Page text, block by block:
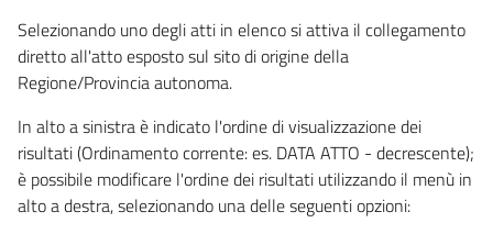
Selezionando uno degli atti in elenco si attiva il collegamento
diretto all'atto esposto sul sito di origine della
Regione/Provincia autonoma.
In alto a sinistra è indicato l'ordine di visualizzazione dei
risultati (Ordinamento corrente: es. DATA ATTO - decrescente);
è possibile modificare l'ordine dei risultati utilizzando il menù in
alto a destra, selezionando una delle seguenti opzioni: